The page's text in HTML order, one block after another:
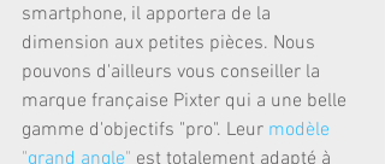
smartphone, il apportera de la
dimension aux petites pièces. Nous
pouvons d'ailleurs vous conseiller la
marque française Pixter qui a une belle
gamme d'objectifs "pro". Leur modèle